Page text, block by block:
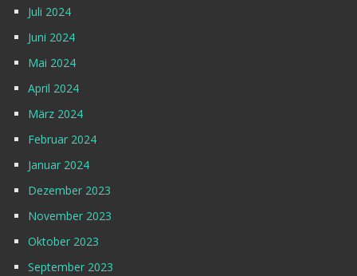
Juli 2024
Juni 2024
Mai 2024
April 2024
März 2024
Februar 2024
Januar 2024
Dezember 2023
November 2023
Oktober 2023
September 2023